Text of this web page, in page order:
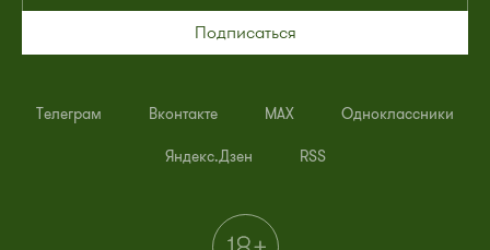
Подписаться
Телеграм Вконтакте MAX Одноклассники
Яндекс.Дзен RSS